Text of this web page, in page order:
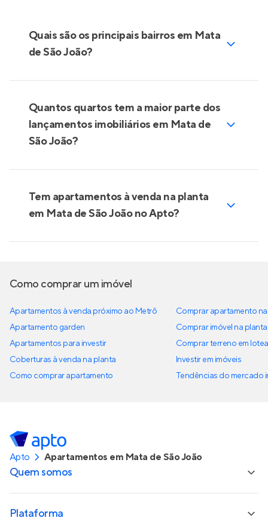
Quais são os principais bairros em Mata
de São João?
Quantos quartos tem a maior parte dos
lançamentos imobiliários em Mata de
São João?
Tem apartamentos à venda na planta
em Mata de São João no Apto?
Como comprar um imóvel
Apartamentos à venda próximo ao Metrô
Apartamento garden
Apartamentos para investir
Coberturas à venda na planta
Como comprar apartamento
Comprar apartamento
Comprar imóvel na planta
Comprar terreno em
Investir em imóveis
Tendências do mercado
Apto Apartamentos em Mata de São João
Quem somos
Plataforma